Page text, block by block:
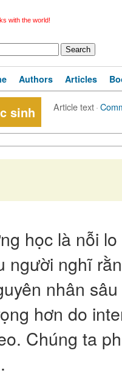
with the world!
Authors Articles
sinh Article text·
học là nỗi
người nghĩ
nhân
hơn do
Chúng ta